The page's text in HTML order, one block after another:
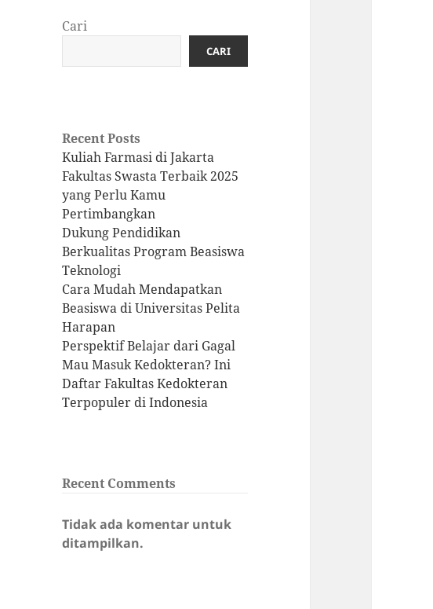
Cari
CARI
Recent Posts
Kuliah Farmasi di Jakarta
Fakultas Swasta Terbaik 2025
yang Perlu Kamu
Pertimbangkan
Dukung Pendidikan
Berkualitas Program Beasiswa
Teknologi
Cara Mudah Mendapatkan
Beasiswa di Universitas Pelita
Harapan
Perspektif Belajar dari Gagal
Mau Masuk Kedokteran? Ini
Daftar Fakultas Kedokteran
Terpopuler di Indonesia
Recent Comments
Tidak ada komentar untuk
ditampilkan.